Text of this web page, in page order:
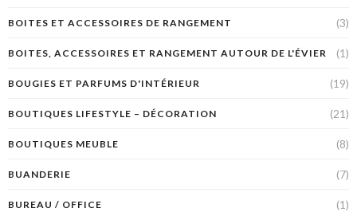
BOITES ET ACCESSOIRES DE RANGEMENT (3)
BOITES, ACCESSOIRES ET RANGEMENT AUTOUR DE L'ÉVIER (1)
BOUGIES ET PARFUMS D'INTÉRIEUR (19)
BOUTIQUES LIFESTYLE – DÉCORATION (21)
BOUTIQUES MEUBLE (8)
BUANDERIE (7)
BUREAU / OFFICE (1)